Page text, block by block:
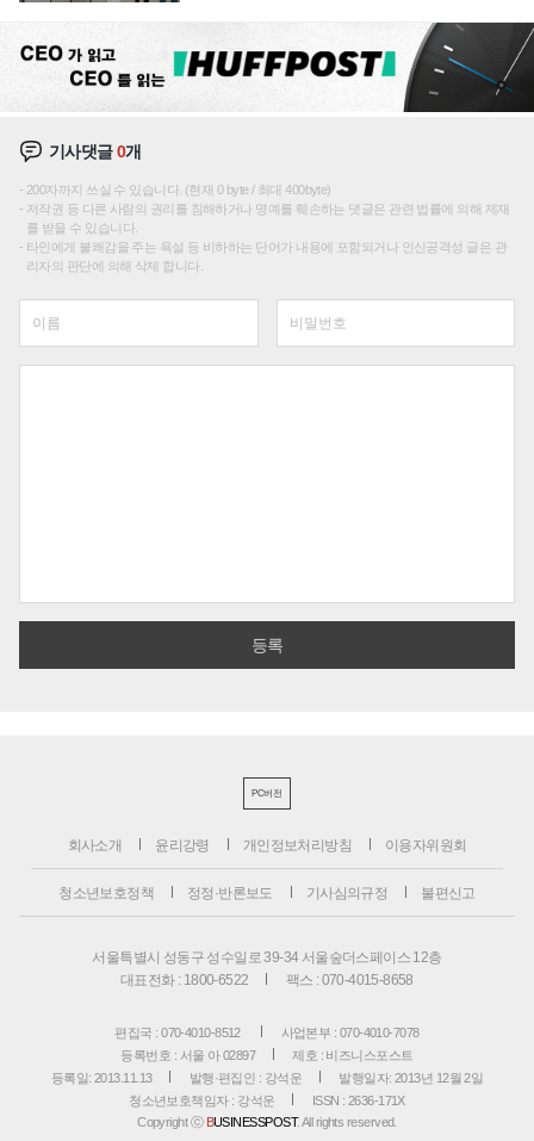
기사댓글0개
200자까지 쓰실 수 있습니다. (현재 0 byte / 최대 400byte)
저작권 등 다른 사람의 권리를 침해하거나 명예를 훼손하는 댓글은 관련 법률에 의해 제재
를 받을 수 있습니다.
타인에게 불쾌감을 주는 욕설 등 비하하는 단어가 내용에 포함되거나 인신공격성 글은 관
리자의 판단에 의해 삭제 합니다.
PC버전
회사소개 윤리강령 개인정보처리방침 이용자위원회
청소년보호정책 정정·반론보도 기사심의규정 불편신고
서울특별시 성동구 성수일로 39-34 서울숲더스페이스 12층
대표전화 : 1800-6522
팩스 : 070-4015-8658
편집국 : 070-4010-8512
사업본부 : 070-4010-7078
등록번호 : 서울 아 02897
제호 : 비즈니스포스트
등록일: 2013.11.13
발행·편집인 : 강석운
발행일자: 2013년 12월 2일
청소년보호책임자 : 강석운
ISSN : 2636-171X
Copyright ⓒ BUSINESSPOST. All rights reserved.